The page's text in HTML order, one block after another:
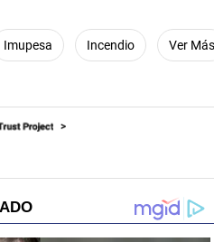
Imupesa Incendio Ver Más